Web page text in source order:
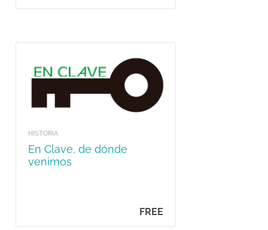
HISTORIA
En Clave, de dónde
venimos
FREE